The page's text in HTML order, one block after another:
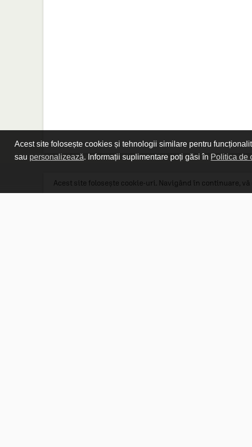
Acest site folosește cookies și tehnologii similare pentru
sau personalizează. Informații suplimentare poți găsi în Politica de
Linkuri utile 
Acest site folosește cookie-uri. Navigând în continuare,